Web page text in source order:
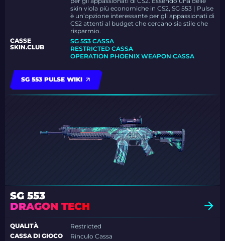
skin viola più economiche in CS2, SG 553 | Pulse
è un’opzione interessante per gli appassionati di
CS2 attenti al budget che cercano sia stile che
risparmio.
CASSE
SKIN.CLUB
SG 553 CASSA
RESTRICTED CASSA
OPERATION PHOENIX WEAPON CASSA
SG 553 PULSE WIKI
SG 553
DRAGON TECH
QUALITÀ
Restricted
CASSA DI GIOCO
Rinculo Cassa